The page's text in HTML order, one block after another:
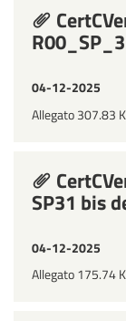
04-12-2025
Allegato 307.83
SP31 bis
04-12-2025
Allegato 175.74